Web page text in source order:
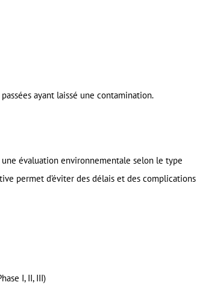
ayant laissé une contamination.
évaluation environnementale selon le type
permet d’éviter des délais et des complications
I, II, III)